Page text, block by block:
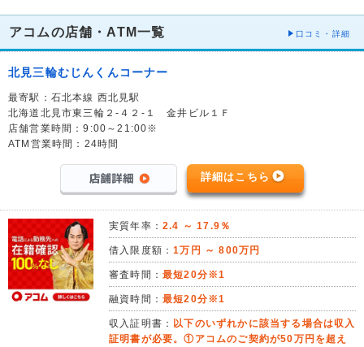
アコムの店舗・ATM一覧 口コミ・詳細
北見三輪むじんくんコーナー
最寄駅：石北本線 西北見駅
北海道北見市東三輪２-４２-１ 金井ビル１Ｆ
店舗営業時間：9:00～21:00※
ATM営業時間：24時間
詳細はこちら
実質年率： 2.4 ～ 17.9％
借入限度額：1万円 ～ 800万円
審査時間： 最短20分※1
融資時間： 最短20分※1
収入証明書： 以下のいずれかに該当する場合は収入
証明書が必要。①アコムのご契約が50万円を超え